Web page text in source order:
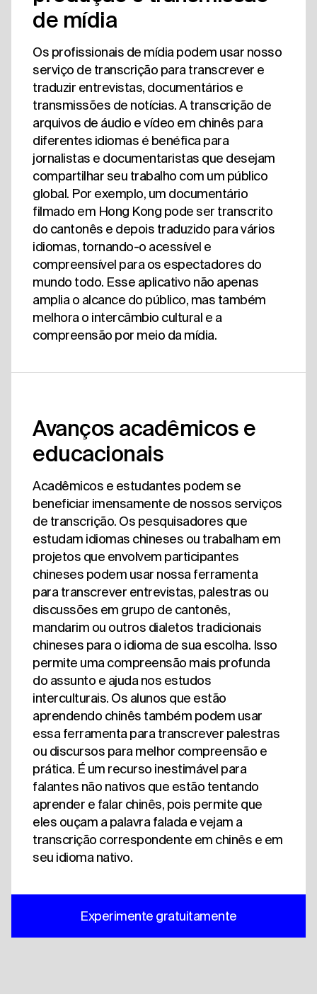
de mídia
Os profissionais de mídia podem usar nosso
serviço de transcrição para transcrever e
traduzir entrevistas, documentários e
transmissões de notícias. A transcrição de
arquivos de áudio e vídeo em chinês para
diferentes idiomas é benéfica para
jornalistas e documentaristas que desejam
compartilhar seu trabalho com um público
global. Por exemplo, um documentário
filmado em Hong Kong pode ser transcrito
do cantonês e depois traduzido para vários
idiomas, tornando-o acessível e
compreensível para os espectadores do
mundo todo. Esse aplicativo não apenas
amplia o alcance do público, mas também
melhora o intercâmbio cultural e a
compreensão por meio da mídia.
Avanços acadêmicos e
educacionais
Acadêmicos e estudantes podem se
beneficiar imensamente de nossos serviços
de transcrição. Os pesquisadores que
estudam idiomas chineses ou trabalham em
projetos que envolvem participantes
chineses podem usar nossa ferramenta
para transcrever entrevistas, palestras ou
discussões em grupo de cantonês,
mandarim ou outros dialetos tradicionais
chineses para o idioma de sua escolha. Isso
permite uma compreensão mais profunda
do assunto e ajuda nos estudos
interculturais. Os alunos que estão
aprendendo chinês também podem usar
essa ferramenta para transcrever palestras
ou discursos para melhor compreensão e
prática. É um recurso inestimável para
falantes não nativos que estão tentando
aprender e falar chinês, pois permite que
eles ouçam a palavra falada e vejam a
transcrição correspondente em chinês e em
seu idioma nativo.
Experimente gratuitamente